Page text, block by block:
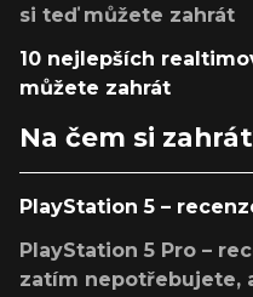
si teď můžete zahrát
10 nejlepších
můžete zahrát
Na čem si
PlayStation 5 –
PlayStation 5 Pro –
zatím nepotřebujete,